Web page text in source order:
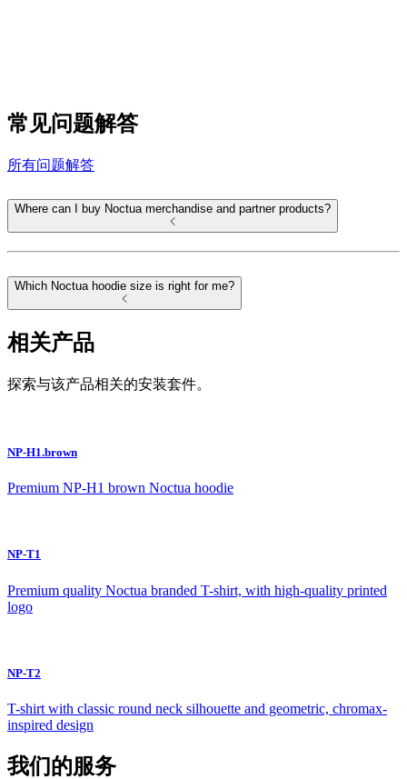
常见问题解答
所有问题解答
Where can I buy Noctua merchandise and partner products?
Which Noctua hoodie size is right for me?
相关产品
探索与该产品相关的安装套件。
NP-H1.brown
Premium NP-H1 brown Noctua hoodie
NP-T1
Premium quality Noctua branded T-shirt, with high-quality printed
logo
NP-T2
T-shirt with classic round neck silhouette and geometric, chromax-
inspired design
我们的服务